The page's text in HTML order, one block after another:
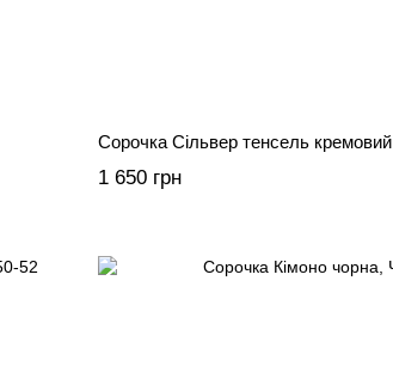
Сорочка Сільвер тенсель кремовий
1 650 грн